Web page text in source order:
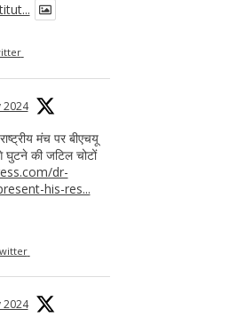
2024
मंच पर बीएचयू
की जटिल चोटों
dr-
his-res...
2024